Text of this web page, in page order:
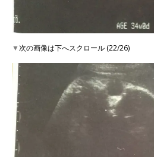
▼次の画像は下へスクロール (22/26)